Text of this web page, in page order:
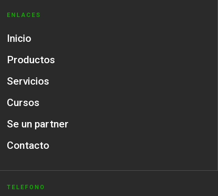
ENLACES
Inicio
Productos
Servicios
Cursos
Se un partner
Contacto
TELEFONO